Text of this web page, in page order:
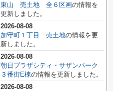
東山 売土地 全６区画の情報を
更新しました。
2026-08-08
加守町１丁目 売土地の情報を更
新しました。
2026-08-08
朝日プラザシティ・サザンパーク
３番街E棟の情報を更新しました。
2026-08-08